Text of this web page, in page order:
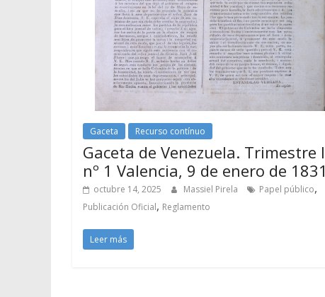
Gaceta Recurso contínuo
Gaceta de Venezuela. Trimestre I
nº 1 Valencia, 9 de enero de 1831
octubre 14, 2025 Massiel Pirela Papel público,
Publicación Oficial, Reglamento
Leer más